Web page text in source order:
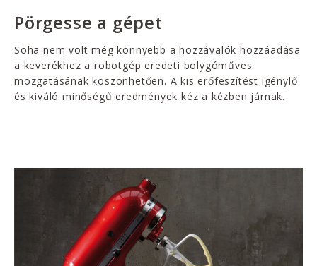
Pörgesse a gépet
Soha nem volt még könnyebb a hozzávalók hozzáadása
a keverékhez a robotgép eredeti bolygóműves
mozgatásának köszönhetően. A kis erőfeszítést igénylő
és kiváló minőségű eredmények kéz a kézben járnak.